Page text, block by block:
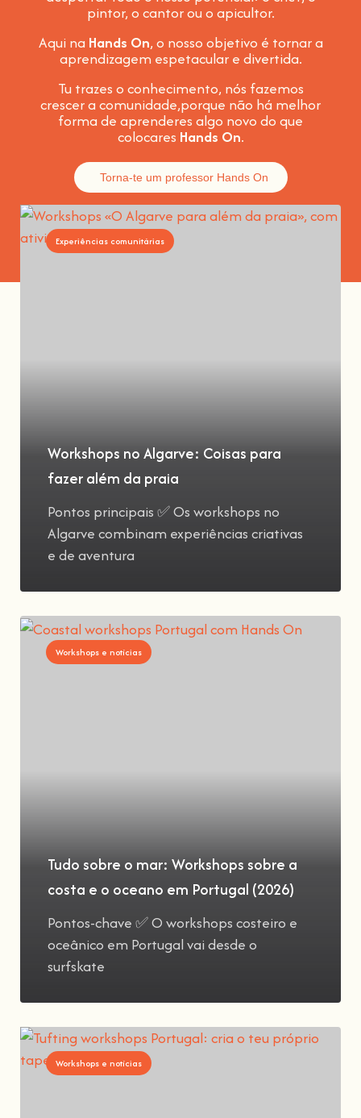
pintor, o cantor ou o apicultor.
Aqui na Hands On, o nosso objetivo é tornar a
aprendizagem espetacular e divertida.
Tu trazes o conhecimento, nós fazemos
crescer a comunidade,porque não há melhor
forma de aprenderes algo novo do que
colocares Hands On.
Torna-te um professor Hands On
Experiências comunitárias
Workshops no Algarve: Coisas para
fazer além da praia
Pontos principais ✅ Os workshops no
Algarve combinam experiências criativas
e de aventura
Workshops e notícias
Tudo sobre o mar: Workshops sobre a
costa e o oceano em Portugal (2026)
Pontos-chave ✅ O workshops costeiro e
oceânico em Portugal vai desde o
surfskate
Workshops e notícias